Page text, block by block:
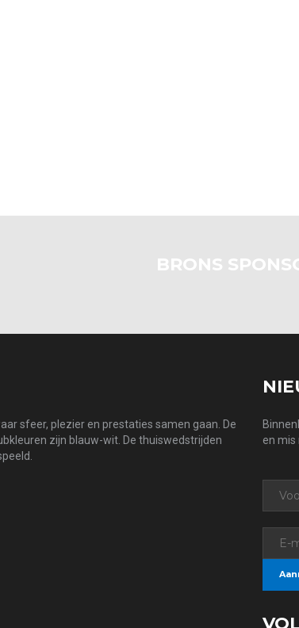
BRONS
sfeer, plezier en prestaties samen gaan. De
zijn blauw-wit. De thuiswedstrijden
en mis